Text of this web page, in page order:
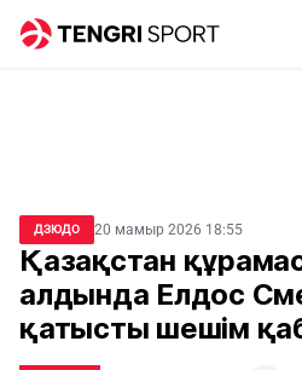
ДЗЮДО 20 мамыр 2026 18:55
Қазақстан
алдында Елдос
қатысты шешім